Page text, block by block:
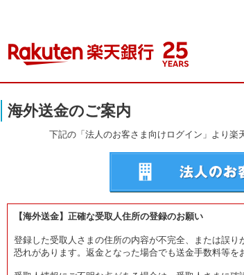
海外送金のご案内
下記の「法人のお客さま向けログイン」より楽
【海外送金】正確な受取人住所の登録のお願い
登録した受取人さまの住所の内容が不完全、または誤
恐れがあります。返金となった場合でも送金手数料等を